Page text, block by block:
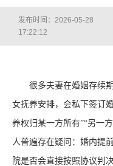
发布时间：2026-05-28
17:22:12
很多夫妻在婚姻存续
女抚养安排，会私下签订
养权归某一方所有”“另一
人普遍存在疑问：婚内提
院是否会直接按照协议判